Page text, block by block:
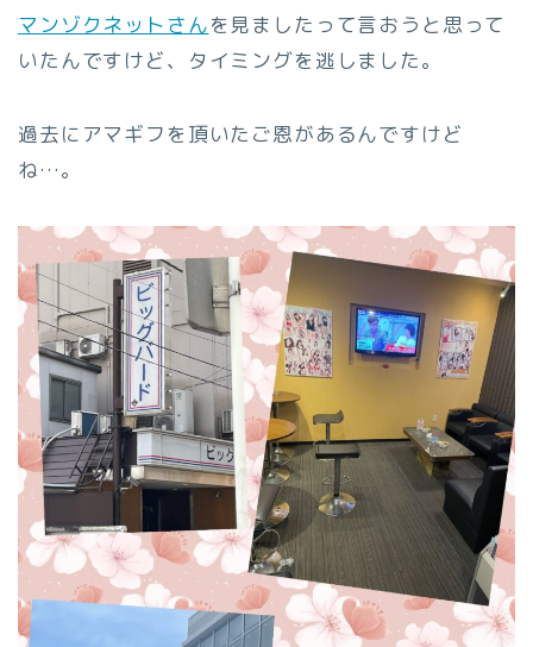
マンゾクネットさんを見ましたって言おうと思って
いたんですけど、タイミングを逃しました。
過去にアマギフを頂いたご恩があるんですけど
ね…。